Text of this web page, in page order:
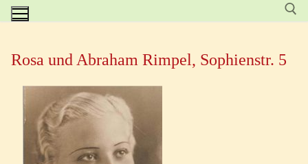
Rosa und Abraham Rimpel, Sophienstr. 5